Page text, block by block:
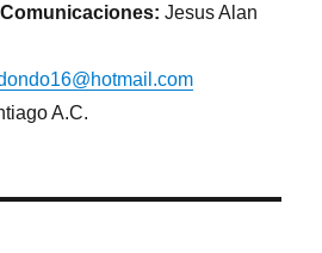
Jesus Alan
A.C.